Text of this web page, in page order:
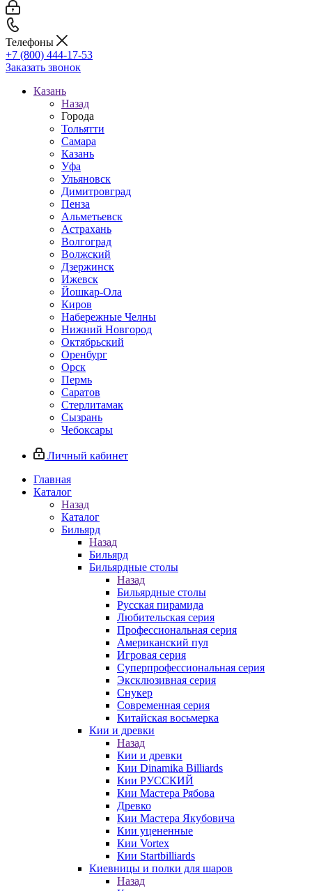
Телефоны
+7 (800) 444-17-53
Заказать звонок
Казань
Назад
Города
Тольятти
Самара
Казань
Уфа
Ульяновск
Димитровград
Пенза
Альметьевск
Астрахань
Волгоград
Волжский
Дзержинск
Ижевск
Йошкар-Ола
Киров
Набережные Челны
Нижний Новгород
Октябрьский
Оренбург
Орск
Пермь
Саратов
Стерлитамак
Сызрань
Чебоксары
Личный кабинет
Главная
Каталог
Назад
Каталог
Бильярд
Назад
Бильярд
Бильярдные столы
Назад
Бильярдные столы
Русская пирамида
Любительская серия
Профессиональная серия
Американский пул
Игровая серия
Суперпрофессиональная серия
Эксклюзивная серия
Снукер
Современная серия
Китайская восьмерка
Кии и древки
Назад
Кии и древки
Кии Dinamika Billiards
Кии РУССКИЙ
Кии Мастера Рябова
Древко
Кии Мастера Якубовича
Кии уцененные
Кии Vortex
Кии Startbilliards
Киевницы и полки для шаров
Назад